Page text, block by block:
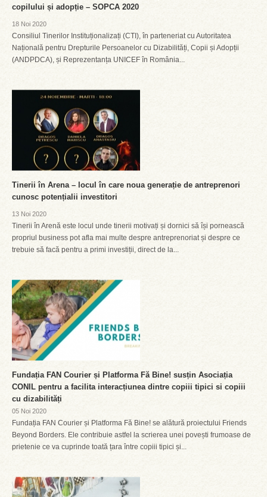
copilului și adopție – SOPCA 2020
18 Noi 2020
Consiliul Tinerilor Instituționalizați (CTI), în parteneriat cu Autoritatea
Națională pentru Drepturile Persoanelor cu Dizabilități, Copii și Adopții
(ANDPDCA), și Reprezentanța UNICEF în România...
Tinerii în Arena – locul în care noua generație de antreprenori
cunosc potențialii investitori
13 Noi 2020
Tinerii în Arenă este locul unde tinerii motivați și dornici să își pornească
propriul business pot afla mai multe despre antreprenoriat și despre ce
trebuie să facă pentru a primi investiții, direct de la...
Fundația FAN Courier și Platforma Fă Bine! susțin Asociația
CONIL pentru a facilita interacțiunea dintre copiii tipici si copiii
cu dizabilități
05 Noi 2020
Fundația FAN Courier și Platforma Fă Bine! se alătură proiectului Friends
Beyond Borders. Ele contribuie astfel la scrierea unei povești frumoase de
prietenie ce va cuprinde toată țara între copiii tipici și...